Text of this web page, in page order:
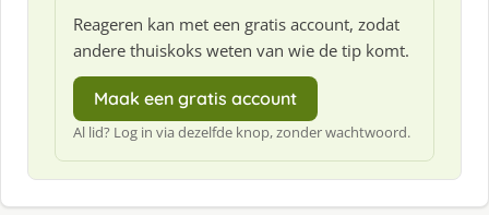
Reageren kan met een gratis account, zodat
andere thuiskoks weten van wie de tip komt.
Maak een gratis account
Al lid? Log in via dezelfde knop, zonder wachtwoord.